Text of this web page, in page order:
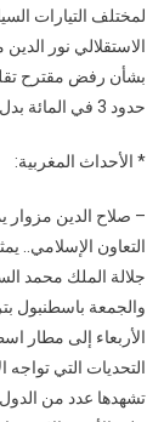
لمختلف التيارات
الاستقلالي نور الدين
بشأن رفض مقترح
حدود 3 في المائة بدل 6 في المائة.
* الأحداث المغربية:
التعاون الإسلامي..
جلالة الملك محمد
والجمعة باسطنبول
الأربعاء إلى مطار
التحديات التي
تشهدها عدد من